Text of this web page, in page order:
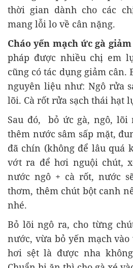
thời gian dành cho các
mang lỗi lo về cân nặng.
Cháo yến mạch ức gà
pháp được nhiều chị em
cũng có tác dụng giảm cân.
nguyên liệu như: Ngô rửa
lõi. Cà rốt rửa sạch thái hạt
Sau đó, bỏ ức gà, ngô, lõi
thêm nước sâm sấp mặt,
đã chín (không để lâu quá
vớt ra để hơi nguội chút,
nước ngô + cà rốt, nước
thơm, thêm chút bột canh
nhé.
Bỏ lõi ngô ra, cho từng
nước, vừa bỏ yến mạch
hơi sệt là được nha